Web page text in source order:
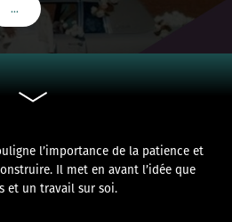
…VOIR PLUS DE TAGS
l’importance de la patience et
Il met en avant l’idée que
et un travail sur soi.